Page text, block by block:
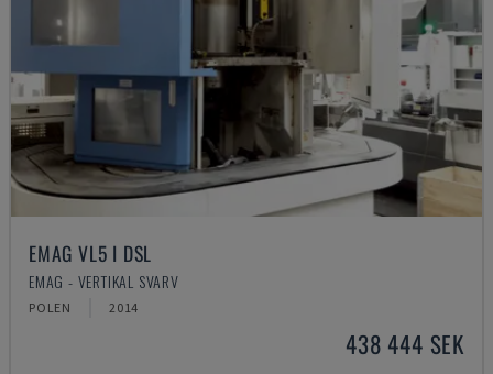
EMAG VL5 I DSL
EMAG - VERTIKAL SVARV
POLEN 2014
438 444 SEK